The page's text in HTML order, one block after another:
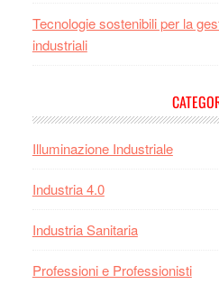
Tecnologie sostenibili per la
industriali
Illuminazione Industriale
Industria 4.0
Industria Sanitaria
Professioni e Professionisti